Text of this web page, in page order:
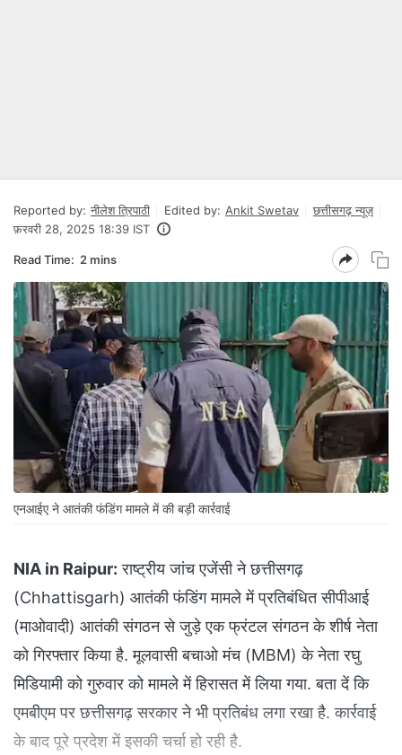
Reported by: नीलेश त्रिपाठी Edited by: Ankit Swetav
छत्तीसगढ़ न्यूज़
फ़रवरी 28, 2025 18:39 IST
Read Time: 2 mins
एनआईए ने आतंकी फंडिंग मामले में की बड़ी कार्रवाई
NIA in Raipur: राष्ट्रीय जांच एजेंसी ने छत्तीसगढ़
(Chhattisgarh) आतंकी फंडिंग मामले में प्रतिबंधित सीपीआई
(माओवादी) आतंकी संगठन से जुड़े एक फ्रंटल संगठन के शीर्ष नेता
को गिरफ्तार किया है. मूलवासी बचाओ मंच (MBM) के नेता रघु
मिडियामी को गुरुवार को मामले में हिरासत में लिया गया. बता दें कि
एमबीएम पर छत्तीसगढ़ सरकार ने भी प्रतिबंध लगा रखा है. कार्रवाई
के बाद पूरे प्रदेश में इसकी चर्चा हो रही है.